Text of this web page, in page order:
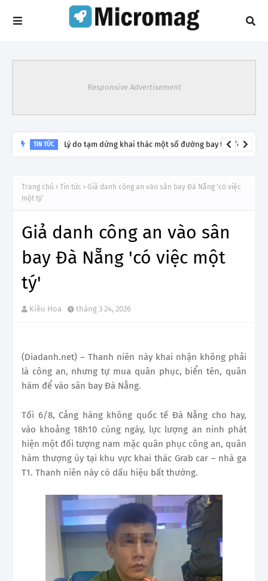
Responsive Advertisement
TIN TỨC Lý do tạm dừng khai thác một số đường bay từ 1/4
Trang chủ Tin tức
Giả danh công an vào sân bay Đà Nẵng 'có việc
một tý'
Giả danh công an vào sân
bay Đà Nẵng 'có việc một
tý'
Kiều Hoa tháng 3 24, 2026
(Diadanh.net) – Thanh niên này khai nhận không phải
là công an, nhưng tự mua quân phục, biển tên, quân
hàm để vào sân bay Đà Nẵng.
Tối 6/8, Cảng hàng không quốc tế Đà Nẵng cho hay,
vào khoảng 18h10 cùng ngày, lực lượng an ninh phát
hiện một đối tượng nam mặc quân phục công an, quân
hàm thượng úy tại khu vực khai thác Grab car – nhà ga
T1. Thanh niên này có dấu hiệu bất thường.